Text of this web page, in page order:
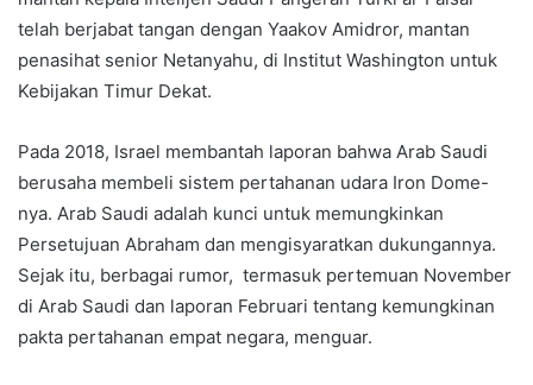
telah berjabat tangan dengan Yaakov Amidror, mantan
penasihat senior Netanyahu, di Institut Washington untuk
Kebijakan Timur Dekat.
Pada 2018, Israel membantah laporan bahwa Arab Saudi
berusaha membeli sistem pertahanan udara Iron Dome-
nya. Arab Saudi adalah kunci untuk memungkinkan
Persetujuan Abraham dan mengisyaratkan dukungannya.
Sejak itu, berbagai rumor, termasuk pertemuan November
di Arab Saudi dan laporan Februari tentang kemungkinan
pakta pertahanan empat negara, menguar.